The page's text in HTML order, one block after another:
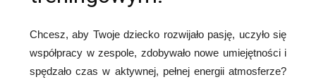
Chcesz, aby Twoje dziecko rozwijało pasję, uczyło się
współpracy w zespole, zdobywało nowe umiejętności i
spędzało czas w aktywnej, pełnej energii atmosferze?